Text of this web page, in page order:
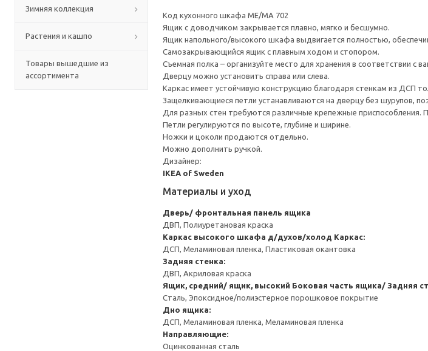
Зимняя коллекция
Растения и кашпо
Товары вышедшие из
ассортимента
Код кухонного шкафа ME/MA 702
Ящик с доводчиком закрывается плавно, мягко и бесшумно.
Ящик напольного/высокого шкафа выдвигается полностью,
Cамозакрывающийся ящик с плавным ходом и стопором.
Съемная полка – организуйте место для хранения в соответствии с
Дверцу можно установить справа или слева.
Каркас имеет устойчивую конструкцию благодаря стенкам из ДСП
Защелкивающиеся петли устанавливаются на дверцу без шурупов,
Для разных стен требуются различные крепежные
Петли регулируются по высоте, глубине и ширине.
Ножки и цоколи продаются отдельно.
Можно дополнить ручкой.
Дизайнер:
IKEA of Sweden
Материалы и уход
Дверь/ фронтальная панель ящика
ДВП, Полиуретановая краска
Каркас высокого шкафа д/духов/холод Каркас:
ДСП, Меламиновая пленка, Пластиковая окантовка
Задняя стенка:
ДВП, Акриловая краска
Ящик, средний/ ящик, высокий Боковая часть ящика/ Задняя
Сталь, Эпоксидное/полиэстерное порошковое покрытие
Дно ящика:
ДСП, Меламиновая пленка, Меламиновая пленка
Направляющие:
Оцинкованная сталь